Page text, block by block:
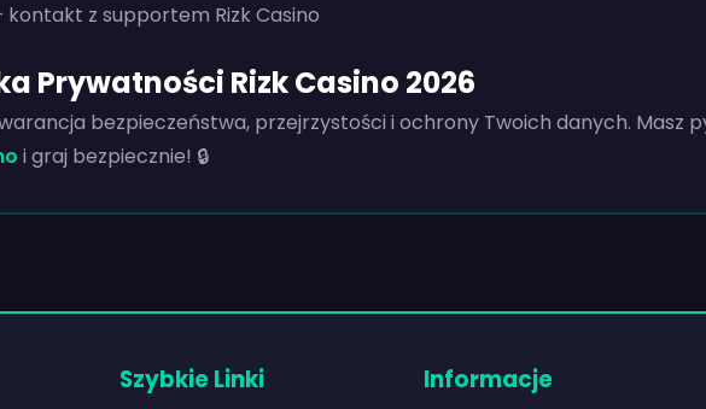
z supportem Rizk Casino
Prywatności Rizk Casino 2026
bezpieczeństwa, przejrzystości i ochrony Twoich danych. Masz
i graj bezpiecznie! 🔒
Szybkie Linki Informacje